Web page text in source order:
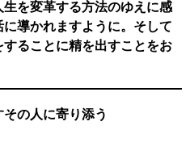
を変革する方法のゆえに感
導かれますように。そして
ることに精を出すことをお
の人に寄り添う